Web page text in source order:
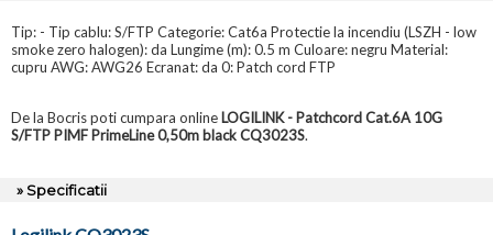
Tip: - Tip cablu: S/FTP Categorie: Cat6a Protectie la incendiu (LSZH - low
smoke zero halogen): da Lungime (m): 0.5 m Culoare: negru Material:
cupru AWG: AWG26 Ecranat: da 0: Patch cord FTP
De la Bocris poti cumpara online LOGILINK - Patchcord Cat.6A 10G
S/FTP PIMF PrimeLine 0,50m black CQ3023S.
» Specificatii